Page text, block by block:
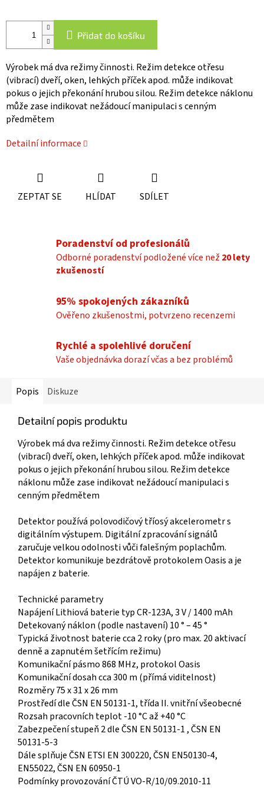
Přidat do košíku
Výrobek má dva režimy činnosti. Režim detekce otřesu
(vibrací) dveří, oken, lehkých příček apod. může indikovat
pokus o jejich překonání hrubou silou. Režim detekce náklonu
může zase indikovat nežádoucí manipulaci s cenným
předmětem
Detailní informace
ZEPTAT SE HLÍDAT SDÍLET
Poradenství od profesionálů
Odborné poradenství podložené více než 20 lety
zkušeností
95% spokojených zákazníků
Ověřeno zkušenostmi, potvrzeno recenzemi
Rychlé a spolehlivé doručení
Vaše objednávka dorazí včas a bez problémů
Popis Diskuze
Detailní popis produktu
Výrobek má dva režimy činnosti. Režim detekce otřesu
(vibrací) dveří, oken, lehkých příček apod. může indikovat
pokus o jejich překonání hrubou silou. Režim detekce
náklonu může zase indikovat nežádoucí manipulaci s
cenným předmětem
Detektor používá polovodičový tříosý akcelerometr s
digitálním výstupem. Digitální zpracování signálů
zaručuje velkou odolnosti vůči falešným poplachům.
Detektor komunikuje bezdrátově protokolem Oasis a je
napájen z baterie.
Technické parametry
Napájení Lithiová baterie typ CR-123A, 3 V / 1400 mAh
Detekovaný náklon (podle nastavení) 10 ° – 45 °
Typická životnost baterie cca 2 roky (pro max. 20 aktivací
denně a zapnutém šetřícím režimu)
Komunikační pásmo 868 MHz, protokol Oasis
Komunikační dosah cca 300 m (přímá viditelnost)
Rozměry 75 x 31 x 26 mm
Prostředí dle ČSN EN 50131-1, třída II. vnitřní všeobecné
Rozsah pracovních teplot -10 °C až +40 °C
Zabezpečení stupeň 2 dle ČSN EN 50131-1 , ČSN EN
50131-5-3
Dále splňuje ČSN ETSI EN 300220, ČSN EN50130-4,
EN55022, ČSN EN 60950-1
Podmínky provozování ČTÚ VO-R/10/09.2010-11